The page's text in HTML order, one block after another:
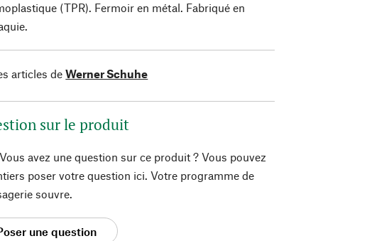
(TPR). Fermoir en métal. Fabriqué en
articles de Werner Schuhe
sur le produit
avez une question sur ce produit ? Vous pouvez
poser votre question ici. Votre programme de
souvre.
une question